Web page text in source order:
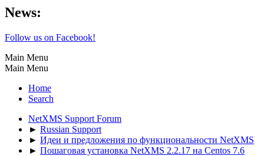
News:
Follow us on Facebook!
Main Menu
Main Menu
Home
Search
NetXMS Support Forum
► Russian Support
► Идеи и предложения по функциональности NetXMS
► Пошаговая установка NetXMS 2.2.17 на Centos 7.6